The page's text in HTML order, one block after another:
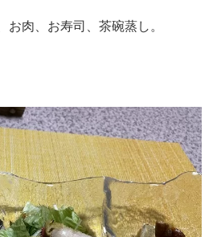
お肉、お寿司、茶碗蒸し。